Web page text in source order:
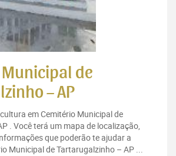
de
– AP
em Cemitério Municipal de
. Você terá um mapa de localização,
que poderão te ajudar a
Municipal de Tartarugalzinho – AP ...